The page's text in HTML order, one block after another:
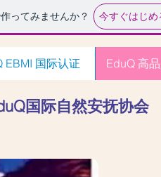
ってみませんか？ 今すぐはじめ
EBMI 国际认证 EduQ 高
国际自然安抚协会